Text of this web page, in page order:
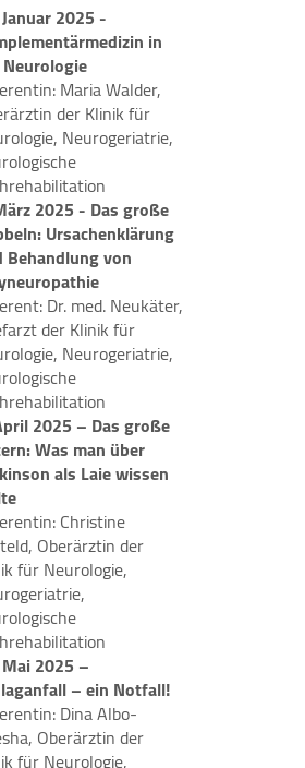
2025 -
in
Maria Walder,
der Klinik für
Neurogeriatrie,
2025 - Das große
Ursachenklärung
Behandlung von
Dr. med. Neukäter,
der Klinik für
Neurogeriatrie,
2025 – Das große
Was man über
als Laie wissen
Christine
Oberärztin der
für Neurologie,
2025 –
– ein Notfall!
Dina Albo-
Oberärztin der
für Neurologie,